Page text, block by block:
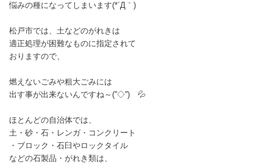
悩みの種になってしまいます(*´Д｀)
松戸市では、土などのがれきは
適正処理が困難なものに指定されて
おりますので、
燃えないごみや粗大ごみには
出す事が出来ないんですね～(''◇'')ゞ💦
ほとんどの自治体では、
土・砂・石・レンガ・コンクリート
・ブロック・石臼やロックタイル
などの石製品・がれき類は、